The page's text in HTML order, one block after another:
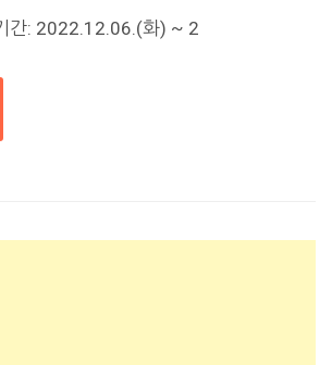
간: 2022.12.06.(화) ~ 2